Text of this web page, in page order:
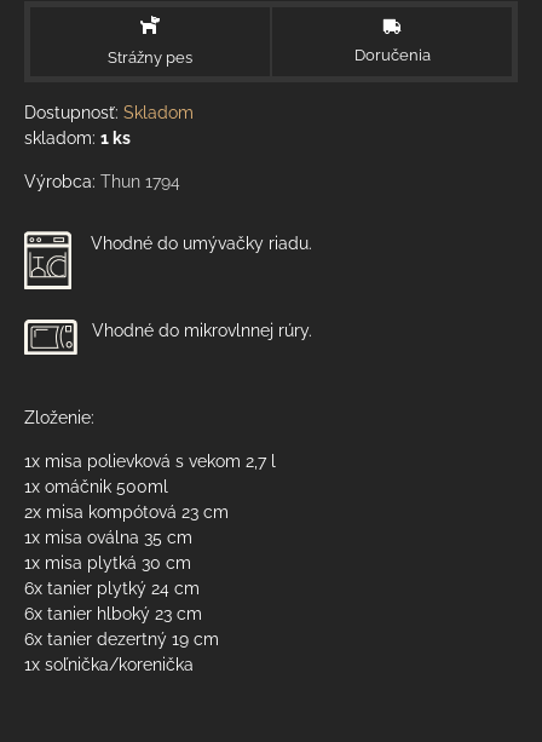
Strážny pes Doručenia
Dostupnosť: Skladom
skladom: 1ks
Výrobca: Thun 1794
Vhodné do umývačky riadu.
Vhodné do mikrovlnnej rúry.
Zloženie:
1x misa polievková s vekom 2,7 l
1x omáčnik 500ml
2x misa kompótová 23 cm
1x misa oválna 35 cm
1x misa plytká 30 cm
6x tanier plytký 24 cm
6x tanier hlboký 23 cm
6x tanier dezertný 19 cm
1x soľnička/korenička